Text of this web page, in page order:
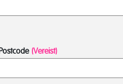
(Vereist)